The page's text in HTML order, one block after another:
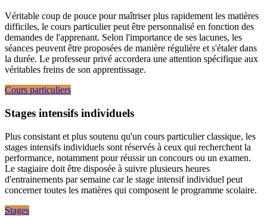
Véritable coup de pouce pour maîtriser plus rapidement les matières
difficiles, le cours particulier peut être personnalisé en fonction des
demandes de l'apprenant. Selon l'importance de ses lacunes, les
séances peuvent être proposées de manière régulière et s'étaler dans
la durée. Le professeur privé accordera une attention spécifique aux
véritables freins de son apprentissage.
Cours particuliers
Stages intensifs individuels
Plus consistant et plus soutenu qu'un cours particulier classique, les
stages intensifs individuels sont réservés à ceux qui recherchent la
performance, notamment pour réussir un concours ou un examen.
Le stagiaire doit être disposée à suivre plusieurs heures
d'entrainements par semaine car le stage intensif individuel peut
concerner toutes les matières qui composent le programme scolaire.
Stages